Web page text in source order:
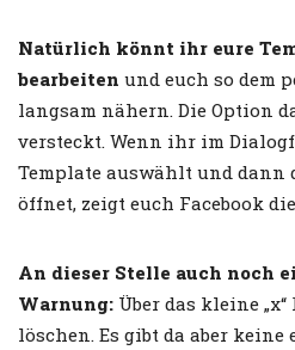
Natürlich könnt ihr eure
bearbeiten und euch so dem
langsam nähern. Die Option
versteckt. Wenn ihr im
Template auswählt und dann
öffnet, zeigt euch Facebook
An dieser Stelle auch noch
Warnung: Über das kleine
löschen. Es gibt da aber keine